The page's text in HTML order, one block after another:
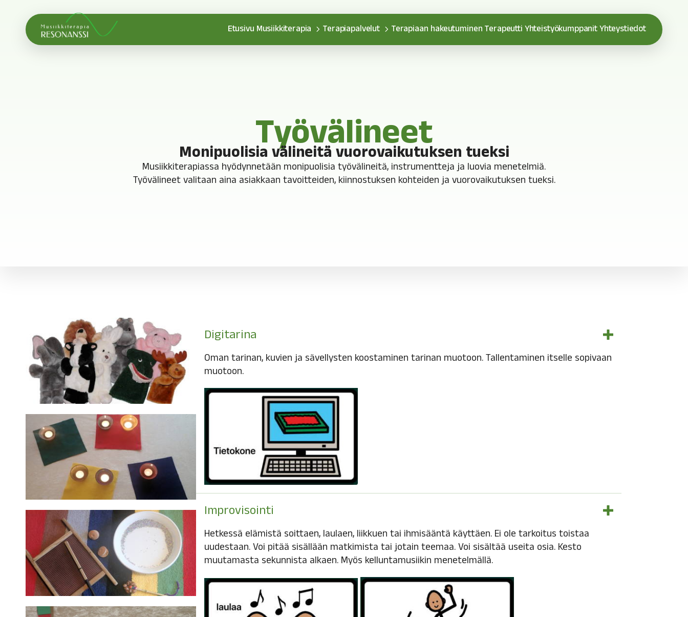
sisältöön
Etusivu Musiikkiterapia Terapiapalvelut Terapiaan hakeutuminen Terapeutti YhteistyökumppanitYhteystiedot
Työvälineet
Monipuolisia välineitä vuorovaikutuksen tueksi
Musiikkiterapiassa hyödynnetään monipuolisia työvälineitä, instrumentteja ja luovia menetelmiä.
Työvälineet valitaan aina asiakkaan tavoitteiden, kiinnostuksen kohteiden ja vuorovaikutuksen tueksi.
Digitarina
Oman tarinan, kuvien ja sävellysten koostaminen tarinan muotoon. Tallentaminen itselle sopivaan
muotoon.
Improvisointi
Hetkessä elämistä soittaen, laulaen, liikkuen tai ihmisääntä käyttäen. Ei ole tarkoitus toistaa
uudestaan. Voi pitää sisällään matkimista tai jotain teemaa. Voi sisältää useita osia. Kesto
muutamasta sekunnista alkaen. Myös kelluntamusiikin menetelmällä.